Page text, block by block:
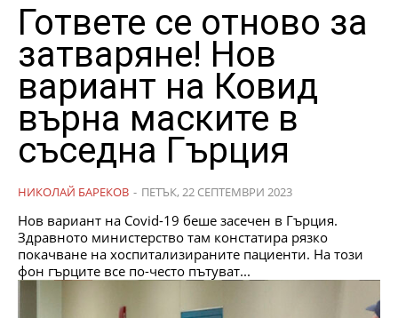
Гответе се отново за
затваряне! Нов
вариант на Ковид
върна маските в
съседна Гърция
НИКОЛАЙ БАРЕКОВ - ПЕТЪК, 22 СЕПТЕМВРИ 2023
Нов вариант на Covid-19 беше засечен в Гърция.
Здравното министерство там констатира рязко
покачване на хоспитализираните пациенти. На този
фон гърците все по-често пътуват...